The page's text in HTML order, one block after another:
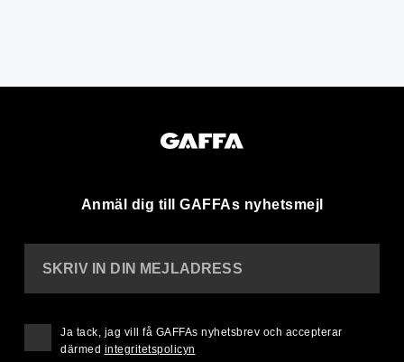
Anmäl dig till GAFFAs nyhetsmejl
SKRIV IN DIN MEJLADRESS
Ja tack, jag vill få GAFFAs nyhetsbrev och accepterar
därmed integritetspolicyn